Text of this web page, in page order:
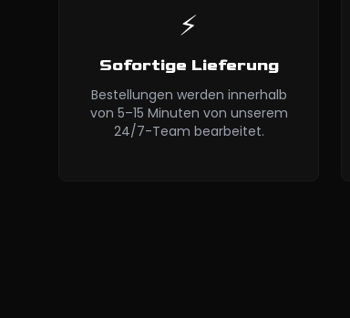
⚡
Sofortige Lieferung
Bestellungen werden innerhalb
von 5–15 Minuten von unserem
24/7-Team bearbeitet.